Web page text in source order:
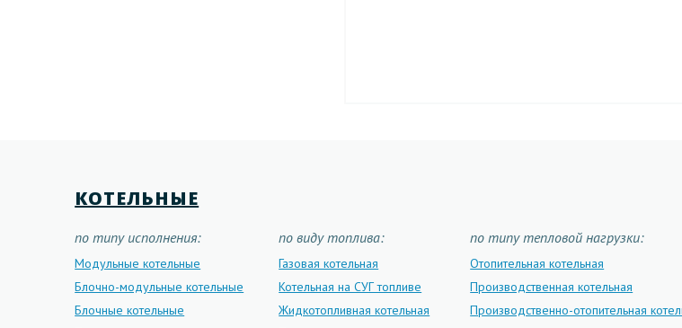
КОТЕЛЬНЫЕ
по типу исполнения:
Модульные котельные
Блочно-модульные котельные
Блочные котельные
по виду топлива:
Газовая котельная
Котельная на СУГ топливе
Жидкотопливная котельная
по типу тепловой нагрузки:
Отопительная котельная
Производственная котельная
Производственно-отопительная